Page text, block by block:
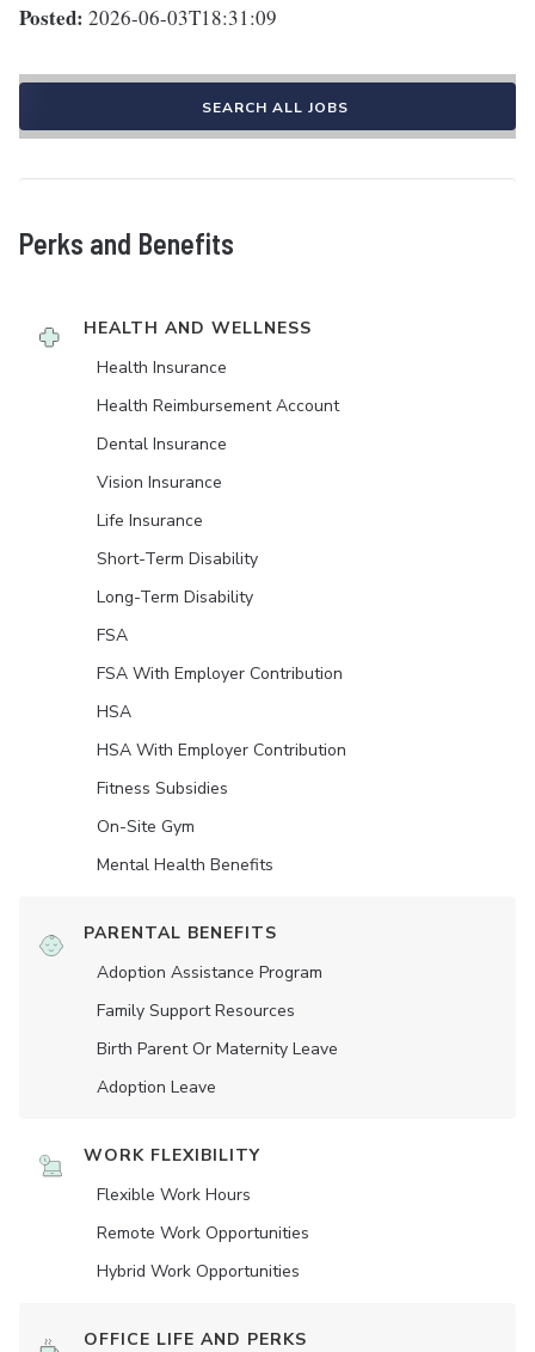
Posted: 2026-06-03T18:31:09
SEARCH ALL JOBS
Perks and Benefits
HEALTH AND WELLNESS
Health Insurance
Health Reimbursement Account
Dental Insurance
Vision Insurance
Life Insurance
Short-Term Disability
Long-Term Disability
FSA
FSA With Employer Contribution
HSA
HSA With Employer Contribution
Fitness Subsidies
On-Site Gym
Mental Health Benefits
PARENTAL BENEFITS
Adoption Assistance Program
Family Support Resources
Birth Parent Or Maternity Leave
Adoption Leave
WORK FLEXIBILITY
Flexible Work Hours
Remote Work Opportunities
Hybrid Work Opportunities
OFFICE LIFE AND PERKS